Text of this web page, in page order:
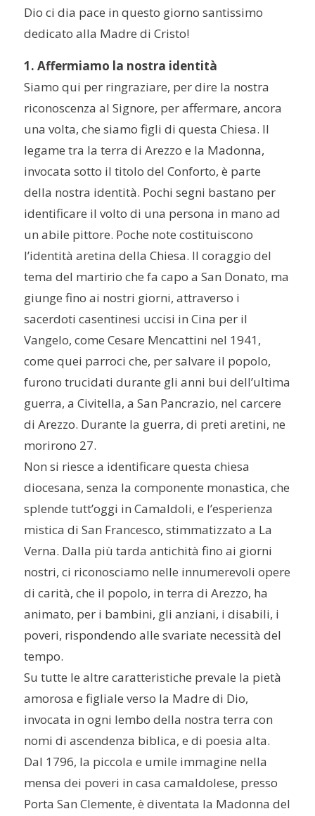
Dio ci dia pace in questo giorno santissimo
dedicato alla Madre di Cristo!
1. Affermiamo la nostra identità
Siamo qui per ringraziare, per dire la nostra
riconoscenza al Signore, per affermare, ancora
una volta, che siamo figli di questa Chiesa. Il
legame tra la terra di Arezzo e la Madonna,
invocata sotto il titolo del Conforto, è parte
della nostra identità. Pochi segni bastano per
identificare il volto di una persona in mano ad
un abile pittore. Poche note costituiscono
l’identità aretina della Chiesa. Il coraggio del
tema del martirio che fa capo a San Donato, ma
giunge fino ai nostri giorni, attraverso i
sacerdoti casentinesi uccisi in Cina per il
Vangelo, come Cesare Mencattini nel 1941,
come quei parroci che, per salvare il popolo,
furono trucidati durante gli anni bui dell’ultima
guerra, a Civitella, a San Pancrazio, nel carcere
di Arezzo. Durante la guerra, di preti aretini, ne
morirono 27.
Non si riesce a identificare questa chiesa
diocesana, senza la componente monastica, che
splende tutt’oggi in Camaldoli, e l’esperienza
mistica di San Francesco, stimmatizzato a La
Verna. Dalla più tarda antichità fino ai giorni
nostri, ci riconosciamo nelle innumerevoli opere
di carità, che il popolo, in terra di Arezzo, ha
animato, per i bambini, gli anziani, i disabili, i
poveri, rispondendo alle svariate necessità del
tempo.
Su tutte le altre caratteristiche prevale la pietà
amorosa e figliale verso la Madre di Dio,
invocata in ogni lembo della nostra terra con
nomi di ascendenza biblica, e di poesia alta.
Dal 1796, la piccola e umile immagine nella
mensa dei poveri in casa camaldolese, presso
Porta San Clemente, è diventata la Madonna del